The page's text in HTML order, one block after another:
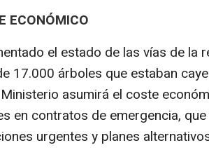
ECONÓMICO
el estado de las vías de la
17.000 árboles que estaban
asumirá el coste
en contratos de emergencia,
urgentes y planes